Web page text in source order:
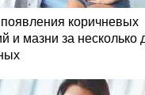
коричневых
и мазни за несколько